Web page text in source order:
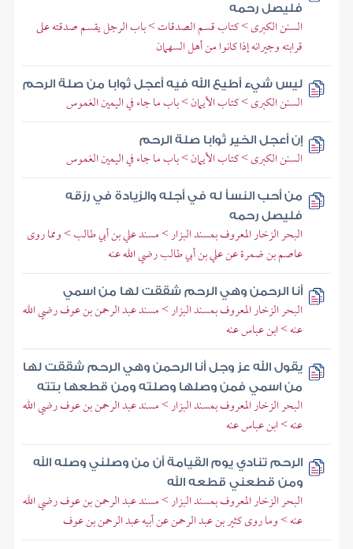
فليصل رحمه
السنن الكبرى > كتاب قسم الصدقات > باب الرجل يقسم صدقته على
قرابته وجيرانه إذا كانوا من أهل السهمان
ليس شيء أطيع الله فيه أعجل ثوابا من صلة الرحم
السنن الكبرى > كتاب الأيمان > باب ما جاء في اليمين الغموس
إن أعجل الخير ثوابا صلة الرحم
السنن الكبرى > كتاب الأيمان > باب ما جاء في اليمين الغموس
من أحب النسأ له في أجله والزيادة في رزقه
فليصل رحمه
البحر الزخار المعروف بمسند البزار > مسند علي بن أبي طالب > ومما روى
عاصم بن ضمرة عن علي بن أبي طالب رضي الله عنه
أنا الرحمن وهي الرحم شققت لها من اسمي
البحر الزخار المعروف بمسند البزار > مسند عبد الرحمن بن عوف رضي الله
عنه > ابن عباس عنه
يقول الله عز وجل أنا الرحمن وهي الرحم شققت لها
من اسمي فمن وصلها وصلته ومن قطعها بتته
البحر الزخار المعروف بمسند البزار > مسند عبد الرحمن بن عوف رضي الله
عنه > ابن عباس عنه
الرحم تنادي يوم القيامة أن من وصلني وصله الله
ومن قطعني قطعه الله
البحر الزخار المعروف بمسند البزار > مسند عبد الرحمن بن عوف رضي الله
عنه > وما روى كثير بن عبد الرحمن عن أبيه عبد الرحمن بن عوف